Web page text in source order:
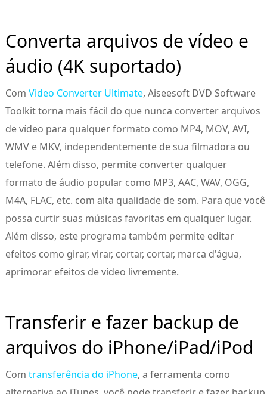
Converta arquivos de vídeo e
áudio (4K suportado)
ComVideo Converter Ultimate, Aiseesoft DVD Software
Toolkit torna mais fácil do que nunca converter arquivos
de vídeo para qualquer formato como MP4, MOV, AVI,
WMV e MKV, independentemente de sua filmadora ou
telefone. Além disso, permite converter qualquer
formato de áudio popular como MP3, AAC, WAV, OGG,
M4A, FLAC, etc. com alta qualidade de som. Para que você
possa curtir suas músicas favoritas em qualquer lugar.
Além disso, este programa também permite editar
efeitos como girar, virar, cortar, cortar, marca d'água,
aprimorar efeitos de vídeo livremente.
Transferir e fazer backup de
arquivos do iPhone/iPad/iPod
Comtransferência do iPhone, a ferramenta como